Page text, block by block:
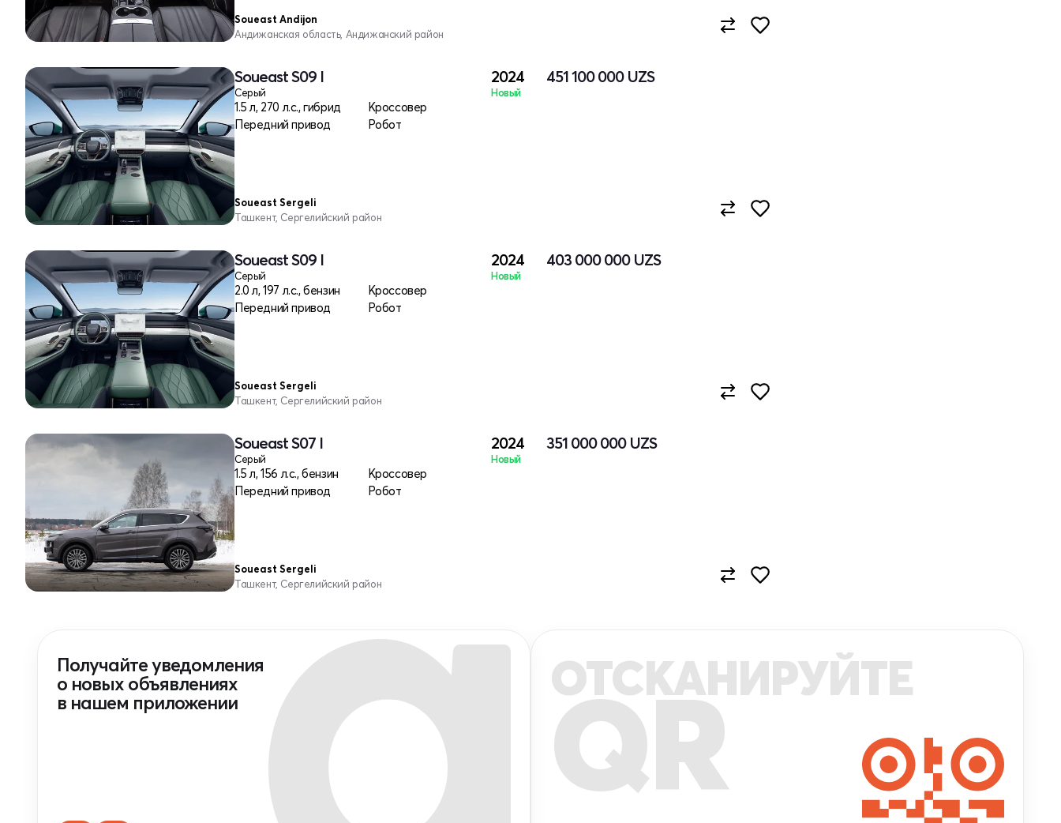
Soueast Andijon
Андижанская область, Андижанский район
Soueast S09 I
Серый
1.5 л, 270 л.с., гибрид
Кроссовер
Передний привод
Робот
2024
Новый
451 100 000 UZS
Soueast Sergeli
Ташкент, Сергелийский район
Soueast S09 I
Серый
2.0 л, 197 л.с., бензин
Кроссовер
Передний привод
Робот
2024
Новый
403 000 000 UZS
Soueast Sergeli
Ташкент, Сергелийский район
Soueast S07 I
Серый
1.5 л, 156 л.с., бензин
Кроссовер
Передний привод
Робот
2024
Новый
351 000 000 UZS
Soueast Sergeli
Ташкент, Сергелийский район
Получайте уведомления
о новых объявлениях
в нашем приложении
ОТСКАНИРУЙТЕ
QR